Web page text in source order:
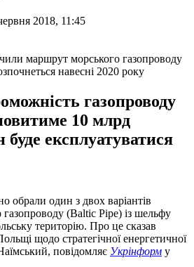
2018, 11:45
навесні 2020 року
газопроводу
10 млрд
буде експлуатуватися
обрали один з двох варіантів
газопроводу (Baltic Pipe) із шельфу
територію. Про це сказав
щодо стратегічної енергетичної
повідомляє Укрінформ у